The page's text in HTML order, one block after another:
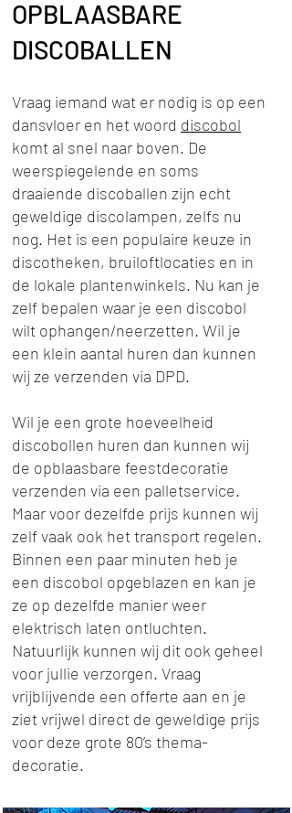
OPBLAASBARE
DISCOBALLEN
Vraag iemand wat er nodig is op een
dansvloer en het woord discobol
komt al snel naar boven. De
weerspiegelende en soms
draaiende discoballen zijn echt
geweldige discolampen, zelfs nu
nog. Het is een populaire keuze in
discotheken, bruiloftlocaties en in
de lokale plantenwinkels. Nu kan je
zelf bepalen waar je een discobol
wilt ophangen/neerzetten. Wil je
een klein aantal huren dan kunnen
wij ze verzenden via DPD.
Wil je een grote hoeveelheid
discobollen huren dan kunnen wij
de opblaasbare feestdecoratie
verzenden via een palletservice.
Maar voor dezelfde prijs kunnen wij
zelf vaak ook het transport regelen.
Binnen een paar minuten heb je
een discobol opgeblazen en kan je
ze op dezelfde manier weer
elektrisch laten ontluchten.
Natuurlijk kunnen wij dit ook geheel
voor jullie verzorgen. Vraag
vrijblijvende een offerte aan en je
ziet vrijwel direct de geweldige prijs
voor deze grote 80’s thema-
decoratie.